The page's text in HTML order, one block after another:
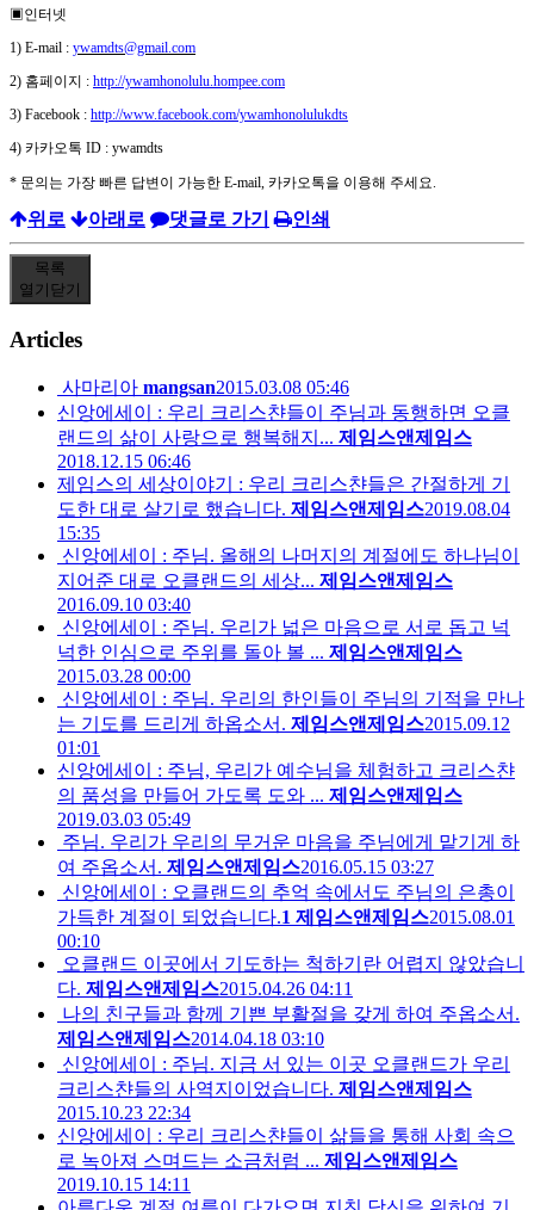
▣인터넷
1) E-mail : ywamdts@gmail.com
2) 홈페이지 : http://ywamhonolulu.hompee.com
3) Facebook : http://www.facebook.com/ywamhonolulukdts
4) 카카오톡 ID : ywamdts
* 문의는 가장 빠른 답변이 가능한 E-mail, 카카오톡을 이용해 주세요.
위로 아래로 댓글로 가기 인쇄
목록
열기 닫기
Articles
사마리아 mangsan2015.03.08 05:46
신앙에세이 : 우리 크리스챤들이 주님과 동행하면 오클
랜드의 삶이 사랑으로 행복해지... 제임스앤제임스
2018.12.15 06:46
제임스의 세상이야기 : 우리 크리스챤들은 간절하게 기
도한 대로 살기로 했습니다. 제임스앤제임스2019.08.04
15:35
신앙에세이 : 주님. 올해의 나머지의 계절에도 하나님이
지어준 대로 오클랜드의 세상... 제임스앤제임스
2016.09.10 03:40
신앙에세이 : 주님. 우리가 넓은 마음으로 서로 돕고 넉
넉한 인심으로 주위를 돌아 볼 ... 제임스앤제임스
2015.03.28 00:00
신앙에세이 : 주님. 우리의 한인들이 주님의 기적을 만나
는 기도를 드리게 하옵소서. 제임스앤제임스2015.09.12
01:01
신앙에세이 : 주님, 우리가 예수님을 체험하고 크리스챤
의 품성을 만들어 가도록 도와 ... 제임스앤제임스
2019.03.03 05:49
주님. 우리가 우리의 무거운 마음을 주님에게 맡기게 하
여 주옵소서. 제임스앤제임스2016.05.15 03:27
신앙에세이 : 오클랜드의 추억 속에서도 주님의 은총이
가득한 계절이 되었습니다.1 제임스앤제임스2015.08.01
00:10
오클랜드 이곳에서 기도하는 척하기란 어렵지 않았습니
다. 제임스앤제임스2015.04.26 04:11
나의 친구들과 함께 기쁜 부활절을 갖게 하여 주옵소서.
제임스앤제임스2014.04.18 03:10
신앙에세이 : 주님. 지금 서 있는 이곳 오클랜드가 우리
크리스챤들의 사역지이었습니다. 제임스앤제임스
2015.10.23 22:34
신앙에세이 : 우리 크리스챤들이 삶들을 통해 사회 속으
로 녹아져 스며드는 소금처럼 ... 제임스앤제임스
2019.10.15 14:11